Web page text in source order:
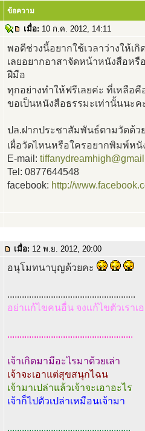
ข้อความ
เมื่อ: 10 ก.ค. 2012, 14:11
พอดีช่วงนี้อยากใช้เวลาว่างให้เ
เลยอยากอาสาจัดหน้าหนังสือหรื
ฝีมือ
ทุกอย่างทำให้ฟรีเลยค่ะ ที่เหลือ
ขอเป็นหนังสือธรรมะเท่านั้นนะค
ปล.ฝากประชาสัมพันธ์ตามวัดด้ว
เผื่อวัดไหนหรือใครอยากพิมพ์ห
E-mail:
Tel: 0877644548
facebook: http://
เมื่อ: 12 พ.ย. 2012, 20:00
อนุโมทนาบุญด้วยคะ
.....................................................
อย่าแก้ไขคนอื่น จงแก้ไขตัวเราเ
....................................................
เจ้าเกิดมามีอะไรมาด้วยเล่า
เจ้าจะเอาแต่สุขสนุกไฉน
เจ้ามาเปล่าแล้วเจ้าจะเอาอะไร
เจ้าก็ไปตัวเปล่าเหมือนเจ้ามา
...................................................